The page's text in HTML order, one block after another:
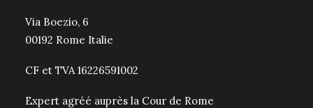
Via Boezio, 6
00192 Rome Italie
CF et TVA 16226591002
Expert agréé auprès la Cour de Rome